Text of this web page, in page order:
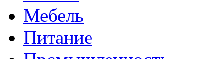
Мебель
Питание